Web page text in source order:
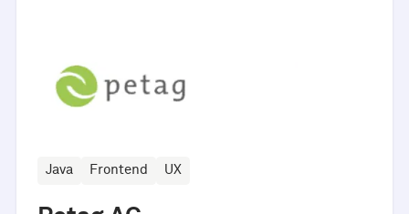
Java Frontend UX